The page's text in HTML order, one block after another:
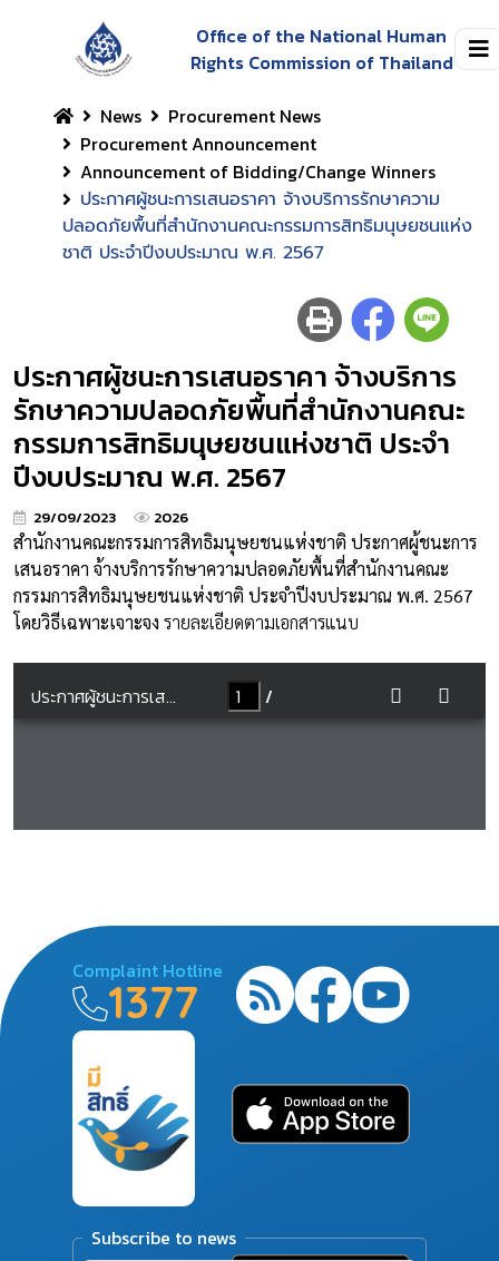
Office of the National Human
Rights Commission of Thailand
News
Procurement News
Procurement Announcement
Announcement of Bidding/Change Winners
ประกาศผู้ชนะการเสนอราคา จ้างบริการรักษาความ
ปลอดภัยพื้นที่สำนักงานคณะกรรมการสิทธิมนุษยชนแห่ง
ชาติ ประจำปีงบประมาณ พ.ศ. 2567
ประกาศผู้ชนะการเสนอราคา จ้างบริการ
รักษาความปลอดภัยพื้นที่สำนักงานคณะ
กรรมการสิทธิมนุษยชนแห่งชาติ ประจำ
ปีงบประมาณ พ.ศ. 2567
29/09/2023 2026
สำนักงานคณะกรรมการสิทธิมนุษยชนแห่งชาติ ประกาศผู้ชนะการ
เสนอราคา จ้างบริการรักษาความปลอดภัยพื้นที่สำนักงานคณะ
กรรมการสิทธิมนุษยชนแห่งชาติ ประจำปีงบประมาณ พ.ศ. 2567
โดยวิธีเฉพาะเจาะจง รายละเอียดตามเอกสารแนบ
Complaint Hotline
1377
Subscribe to news